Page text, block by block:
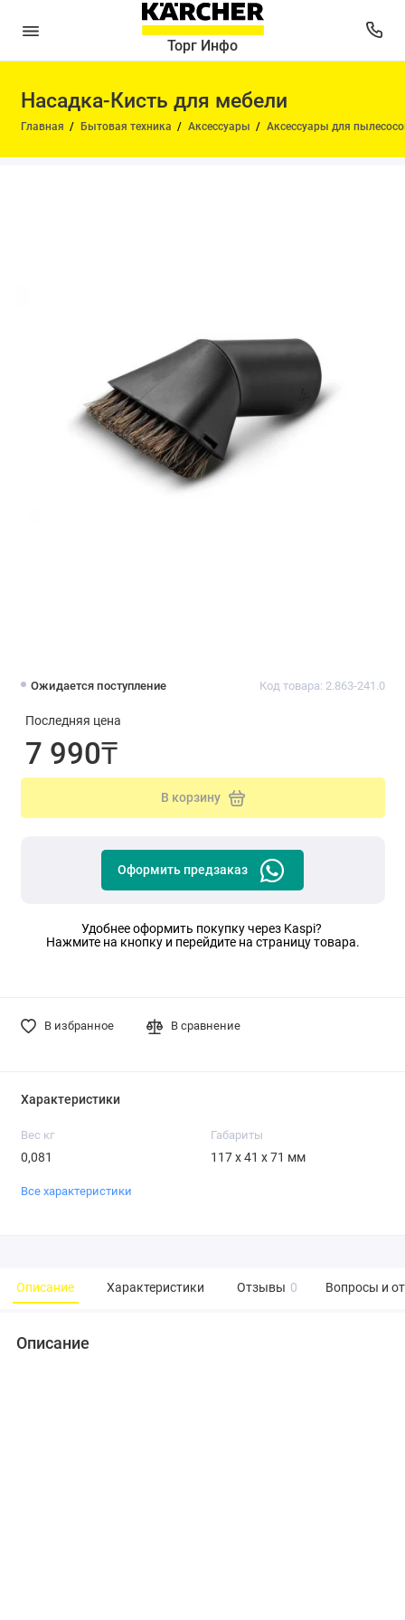
Торг Инфо
Насадка-Кисть для мебели
Главная Бытовая техника Аксессуары Аксессуары для
Ожидается поступление Код товара: 2.863-241.0
Последняя цена
7 990₸
В корзину
Оформить предзаказ
Удобнее оформить покупку через Kaspi?
Нажмите на кнопку и перейдите на страницу товара.
В избранное В сравнение
Характеристики
Вес кг
0,081
Габариты
117 x 41 x 71 мм
Все характеристики
Описание Характеристики Отзывы 0 Вопросы и
Описание